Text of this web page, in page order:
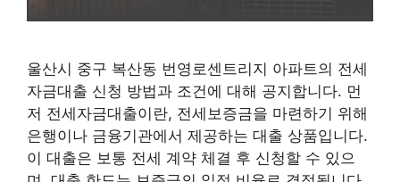
울산시 중구 복산동 번영로센트리지 아파트의 전세
자금대출 신청 방법과 조건에 대해 공지합니다. 먼
저 전세자금대출이란, 전세보증금을 마련하기 위해
은행이나 금융기관에서 제공하는 대출 상품입니다.
이 대출은 보통 전세 계약 체결 후 신청할 수 있으